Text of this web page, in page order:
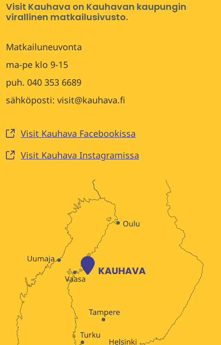
Visit Kauhava on Kauhavan kaupungin
virallinen matkailusivusto.
Matkailuneuvonta
ma-pe klo 9-15
puh. 040 353 6689
sähköposti: visit@kauhava.fi
Visit Kauhava Facebookissa
Visit Kauhava Instagramissa